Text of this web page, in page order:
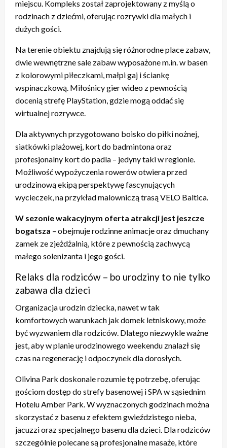
miejscu. Kompleks został zaprojektowany z myślą o
rodzinach z dziećmi, oferując rozrywki dla małych i
dużych gości.
Na terenie obiektu znajdują się różnorodne place zabaw,
dwie wewnętrzne sale zabaw wyposażone m.in. w basen
z kolorowymi piłeczkami, małpi gaj i ściankę
wspinaczkową. Miłośnicy gier wideo z pewnością
docenią strefę PlayStation, gdzie mogą oddać się
wirtualnej rozrywce.
Dla aktywnych przygotowano boisko do piłki nożnej,
siatkówki plażowej, kort do badmintona oraz
profesjonalny kort do padla – jedyny taki w regionie.
Możliwość wypożyczenia rowerów otwiera przed
urodzinową ekipą perspektywę fascynujących
wycieczek, na przykład malowniczą trasą VELO Baltica.
W sezonie wakacyjnym oferta atrakcji jest jeszcze
bogatsza – obejmuje rodzinne animacje oraz dmuchany
zamek ze zjeżdżalnią, które z pewnością zachwycą
małego solenizanta i jego gości.
Relaks dla rodziców – bo urodziny to nie tylko
zabawa dla dzieci
Organizacja urodzin dziecka, nawet w tak
komfortowych warunkach jak domek letniskowy, może
być wyzwaniem dla rodziców. Dlatego niezwykle ważne
jest, aby w planie urodzinowego weekendu znalazł się
czas na regenerację i odpoczynek dla dorosłych.
Olivina Park doskonale rozumie tę potrzebę, oferując
gościom dostęp do strefy basenowej i SPA w sąsiednim
Hotelu Amber Park. W wyznaczonych godzinach można
skorzystać z basenu z efektem gwieździstego nieba,
jacuzzi oraz specjalnego basenu dla dzieci. Dla rodziców
szczególnie polecane są profesjonalne masaże, które